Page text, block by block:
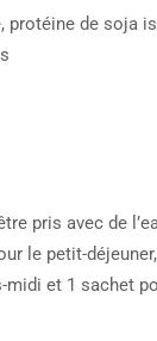
protéine de soja
pris avec de
le petit-
midi et 1 sachet